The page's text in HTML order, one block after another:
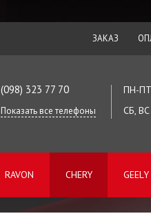
ЗАКАЗ
(098) 323 77 70
Показать все телефоны
ПН-ПТ
СБ,
RAVON CHERY GEELY